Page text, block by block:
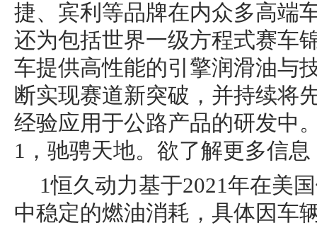
捷、宾利等品牌在内众多高端
还为包括世界一级方程式赛车
车提供高性能的引擎润滑油与
断实现赛道新突破，并持续将
经验应用于公路产品的研发中
1，驰骋天地。欲了解更多信
1恒久动力基于2021年在美
中稳定的燃油消耗，具体因车